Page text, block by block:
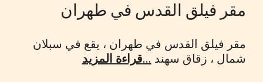
مقر فيلق القدس في طهران
مقر فيلق القدس في طهران ، يقع في سبلان
شمال ، زقاق سهند ...قراءة المزيد